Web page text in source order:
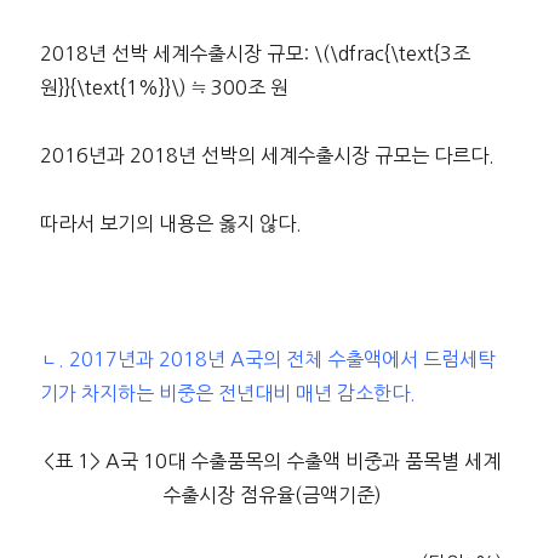
2018년 선박 세계수출시장 규모: \(\dfrac{\text{3조
원}}{\text{1%}}\) ≒ 300조 원
2016년과 2018년 선박의 세계수출시장 규모는 다르다.
따라서 보기의 내용은 옳지 않다.
ㄴ. 2017년과 2018년 A국의 전체 수출액에서 드럼세탁
기가 차지하는 비중은 전년대비 매년 감소한다.
<표 1> A국 10대 수출품목의 수출액 비중과 품목별 세계
수출시장 점유율(금액기준)